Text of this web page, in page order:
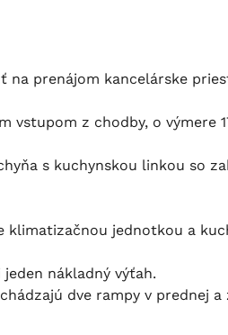
na prenájom kancelárske
vstupom z chodby, o výmere
s kuchynskou linkou so
klimatizačnou jednotkou a
nákladný výťah.
dve rampy v prednej